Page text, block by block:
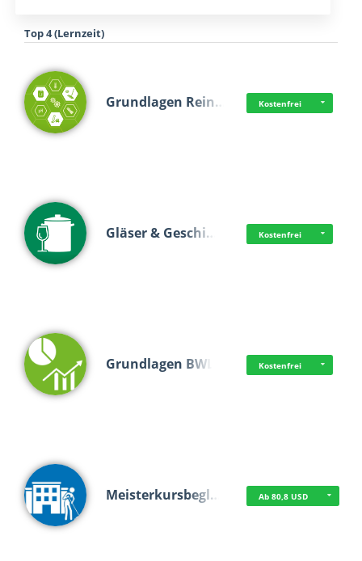
Top 4 (Lernzeit)
Grundlagen Rein… Kostenfrei
Gläser & Geschi… Kostenfrei
Grundlagen BWL Kostenfrei
Meisterkursbegl… Ab 80,8 USD